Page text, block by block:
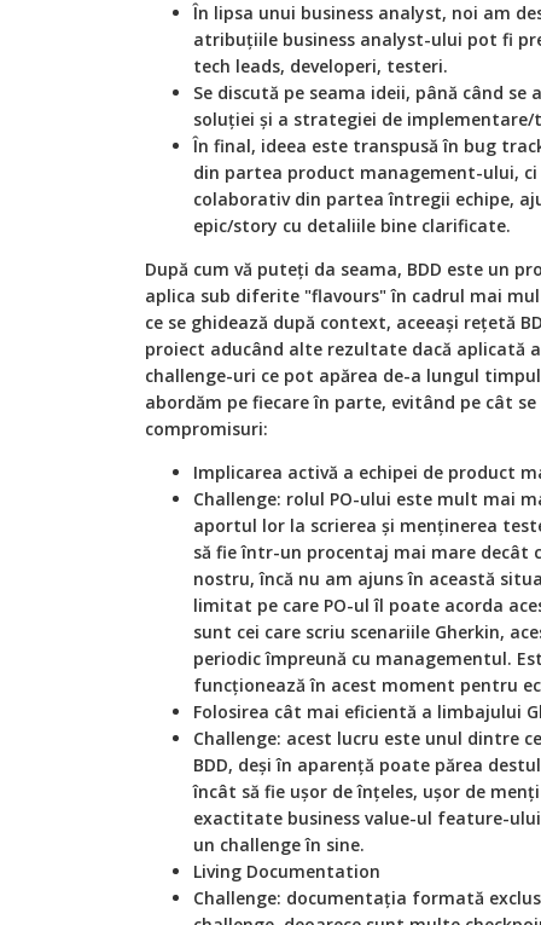
În lipsa unui business analyst, noi am
atribuțiile business analyst-ului pot fi
tech leads, developeri, testeri.
Se discută pe seama ideii, până când se
soluției și a strategiei de implementare/
În final, ideea este transpusă în bug
din partea product management-ului,
colaborativ din partea întregii echipe,
epic/story cu detaliile bine clarificate.
După cum vă puteți da seama, BDD este un
aplica sub diferite "flavours" în cadrul mai
ce se ghidează după context, aceeași rețetă
proiect aducând alte rezultate dacă aplicată
challenge-uri ce pot apărea de-a lungul
abordăm pe fiecare în parte, evitând pe cât
compromisuri:
Implicarea activă a echipei de product
Challenge: rolul PO-ului este mult mai
aportul lor la scrierea și menținerea
să fie într-un procentaj mai mare decât
nostru, încă nu am ajuns în această
limitat pe care PO-ul îl poate acorda
sunt cei care scriu scenariile Gherkin,
periodic împreună cu managementul.
funcționează în acest moment pentru
Folosirea cât mai eficientă a limbajului
Challenge: acest lucru este unul dintre
BDD, deși în aparență poate părea
încât să fie ușor de înţeles, ușor de
exactitate business value-ul feature-
un challenge în sine.
Living Documentation
Challenge: documentația formată